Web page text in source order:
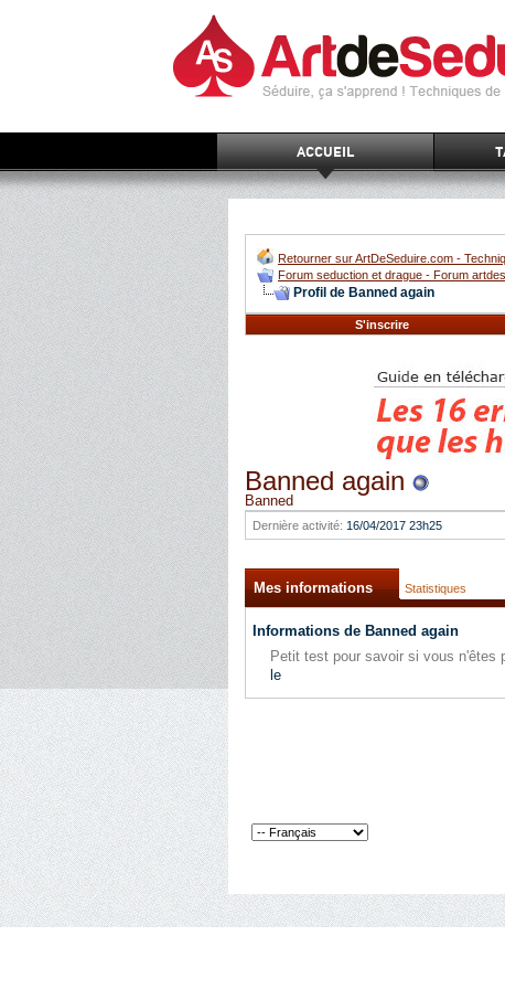
ACCUEIL
Retourner sur ArtDeSeduire.com -
Forum seduction et drague - Forum
Profil de Banned again
S'inscrire
Banned again
Banned
Dernière activité: 16/04/2017 23h25
Mes informations Statistiques
Informations de Banned again
Petit test pour savoir si vous n'êtes
le